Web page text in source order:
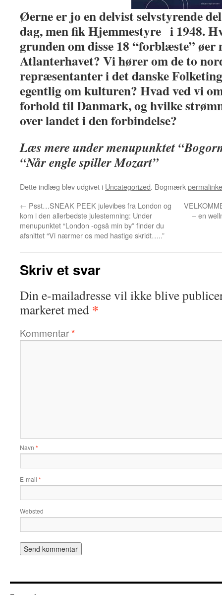
Øerne er jo en delvist selvstyrende
dag, men fik Hjemmestyre i 1948.
grunden om disse 18 “forblæste” øer
Atlanterhavet? Vi hører om de to
repræsentanter i det danske
egentlig om kulturen? Hvad ved vi
forhold til Danmark, og hvilke
over landet i den forbindelse?
Læs mere under menupunktet
“Når engle spiller Mozart”
Dette indlæg blev udgivet i Uncategorized. Bogmærk
← Psst…SNEAK PEEK julevibes fra London og
kom i den allerbedste julestemning: Under
menupunktet “London -også min by” finder du
afsnittet “Vi nærmer os med hastige skridt…..”
– en
Skriv et svar
Din e-mailadresse vil ikke blive
markeret med *
Kommentar*
Navn *
E-mail *
Websted